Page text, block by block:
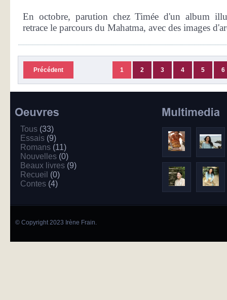
En octobre, parution chez Timée d'un album
retrace le parcours du Mahatma, avec des images
Précédent 1 2 3 4 5 6
Tous (33)
Essais (9)
Romans (11)
Nouvelles (0)
Beaux livres (9)
Recueil (0)
Contes (4)
© Copyright 2023 Irène Frain.